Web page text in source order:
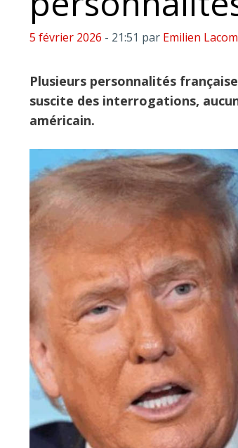
5 février 2026 - 21:51 par Emilien
Plusieurs personnalités
suscite des interrogations,
américain.